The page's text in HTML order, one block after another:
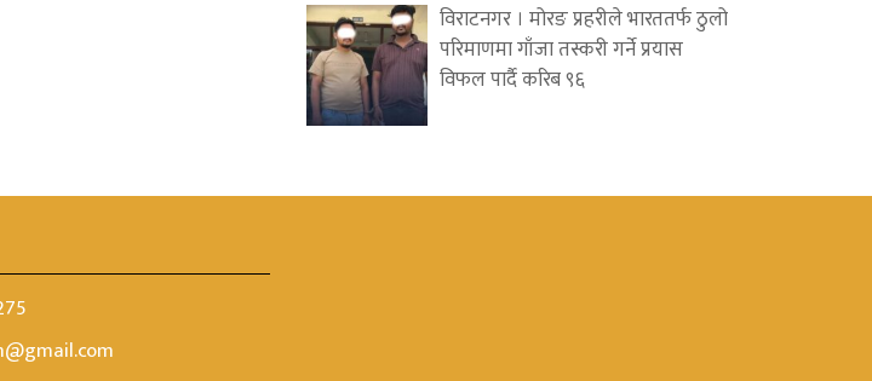
विराटनगर । मोरङ प्रहरीले भारततर्फ ठुलो
परिमाणमा गाँजा तस्करी गर्ने प्रयास
विफल पार्दै करिब ९६